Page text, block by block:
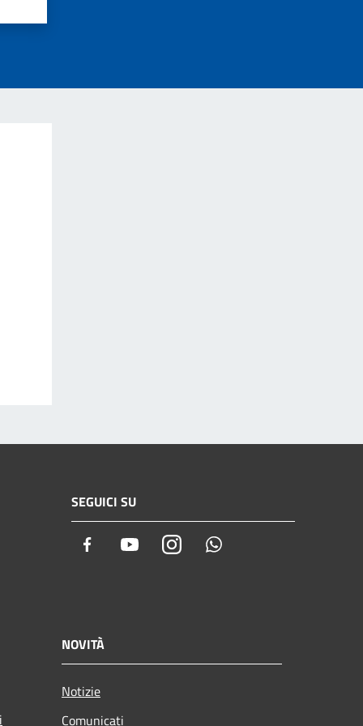
SEGUICI SU
Facebook YoutubeInstagram
NOVITÀ
Notizie
Comunicati